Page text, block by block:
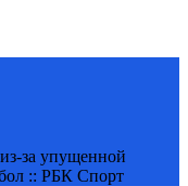
за упущенной
:: РБК Спорт